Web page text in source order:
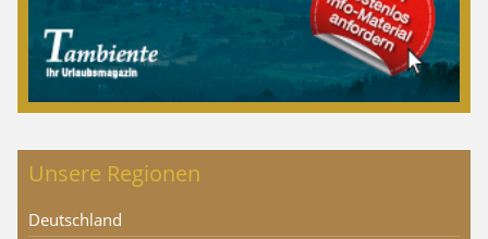
Unsere Regionen
Deutschland